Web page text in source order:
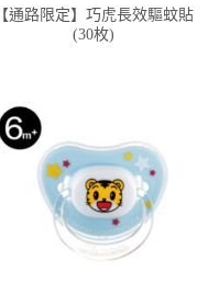
【通路限定】巧虎長效驅蚊貼
(30枚)